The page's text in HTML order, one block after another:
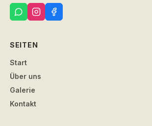
SEITEN
Start
Über uns
Galerie
Kontakt